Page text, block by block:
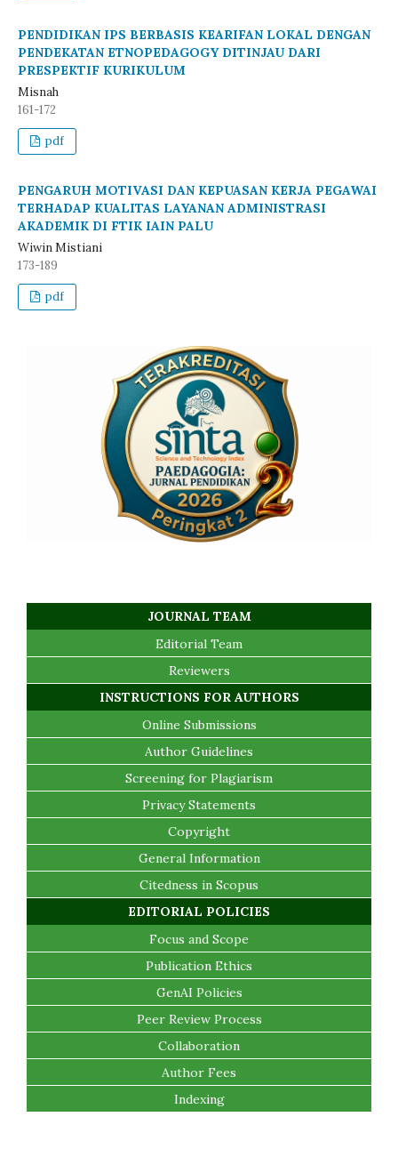
PENDIDIKAN IPS BERBASIS KEARIFAN LOKAL DENGAN
PENDEKATAN ETNOPEDAGOGY DITINJAU DARI
PRESPEKTIF KURIKULUM
Misnah
161-172
pdf
PENGARUH MOTIVASI DAN KEPUASAN KERJA PEGAWAI
TERHADAP KUALITAS LAYANAN ADMINISTRASI
AKADEMIK DI FTIK IAIN PALU
Wiwin Mistiani
173-189
pdf
JOURNAL TEAM
Editorial Team
Reviewers
INSTRUCTIONS FOR AUTHORS
Online Submissions
Author Guidelines
Screening for Plagiarism
Privacy Statements
Copyright
General Information
Citedness in Scopus
EDITORIAL POLICIES
Focus and Scope
Publication Ethics
GenAI Policies
Peer Review Process
Collaboration
Author Fees
Indexing